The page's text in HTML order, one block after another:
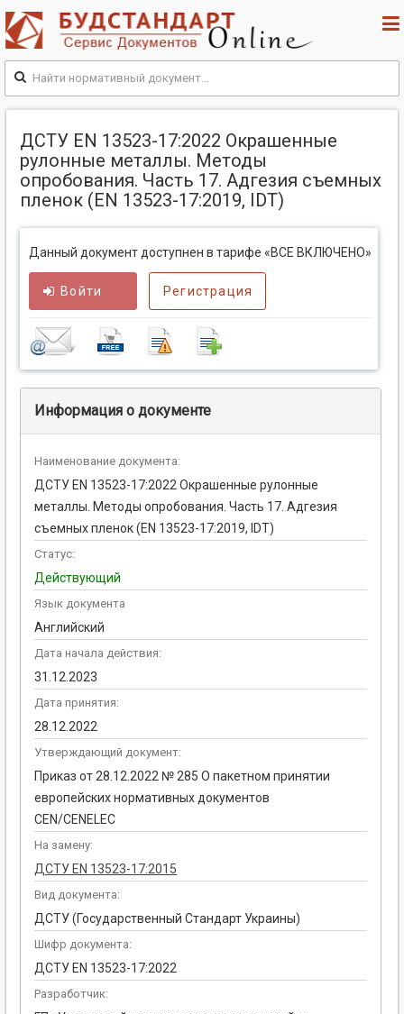
ДСТУ EN 13523-17:2022 Окрашенные
рулонные металлы. Методы
опробования. Часть 17. Адгезия съемных
пленок (EN 13523-17:2019, IDT)
Данный документ доступнен в тарифе «ВСЕ ВКЛЮЧЕНО»
Войти Регистрация
Информация о документе
Наименование документа:
ДСТУ EN 13523-17:2022 Окрашенные рулонные
металлы. Методы опробования. Часть 17. Адгезия
съемных пленок (EN 13523-17:2019, IDT)
Статус:
Действующий
Язык документа
Английский
Дата начала действия:
31.12.2023
Дата принятия:
28.12.2022
Утверждающий документ:
Приказ от 28.12.2022 № 285 О пакетном принятии
европейских нормативных документов
CEN/CENELEC
На замену:
ДСТУ EN 13523-17:2015
Вид документа:
ДСТУ (Государственный Стандарт Украины)
Шифр документа:
ДСТУ EN 13523-17:2022
Разработчик: